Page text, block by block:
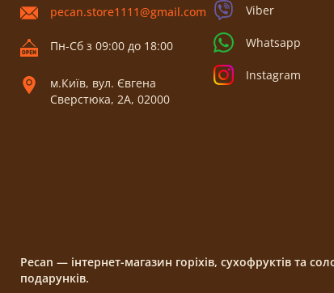
pecan.store1111@gmail.com
Пн-Сб з 09:00 до 18:00
м.Київ, вул. Євгена
Сверстюка, 2А, 02000
Viber
Whatsapp
Instagram
Pecan — інтернет-магазин горіхів, сухофруктів та
подарунків.